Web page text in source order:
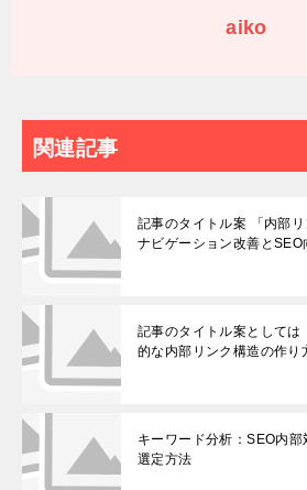
aiko
関連記事
記事のタイトル案 「内部
ナビゲーション改善とSEO
記事のタイトル案としては
的な内部リンク構造の作り
キーワード分析：SEO内
選定方法